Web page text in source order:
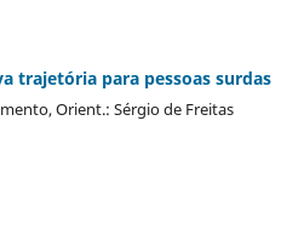
trajetória para pessoas surdas
Orient.: Sérgio de Freitas